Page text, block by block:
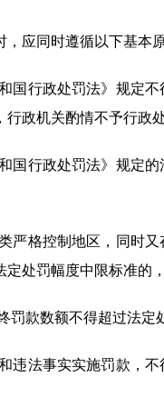
应同时遵循以下基本原
行政处罚法》规定不
政机关酌情不予行政处
行政处罚法》规定的
格控制地区，同时又
处罚幅度中限标准的
款数额不得超过法定
法事实实施罚款，不